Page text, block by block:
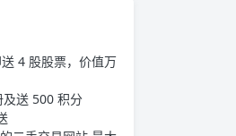
4 股股票，价值万
送 500 积分